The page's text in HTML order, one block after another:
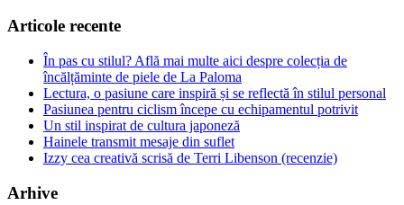
Articole recente
În pas cu stilul? Află mai multe aici despre colecția de
încălțăminte de piele de La Paloma
Lectura, o pasiune care inspiră și se reflectă în stilul personal
Pasiunea pentru ciclism începe cu echipamentul potrivit
Un stil inspirat de cultura japoneză
Hainele transmit mesaje din suflet
Izzy cea creativă scrisă de Terri Libenson (recenzie)
Arhive